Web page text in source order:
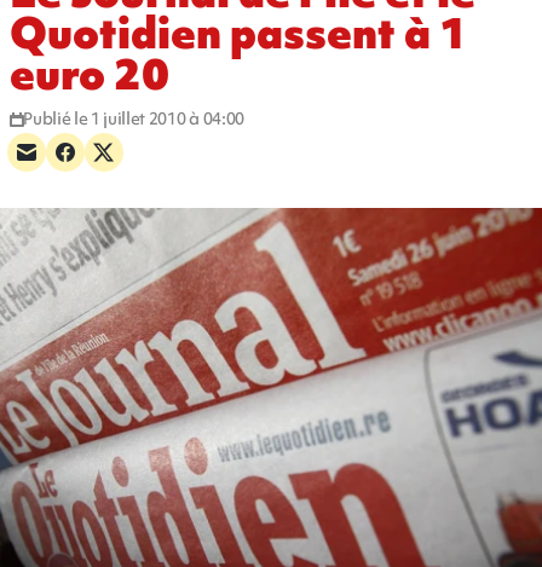
Quotidien passent à 1
euro 20
Publié le 1 juillet 2010 à 04:00